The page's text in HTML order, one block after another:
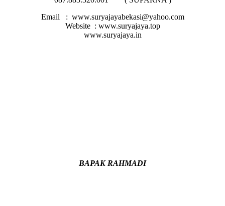
Email : www.suryajayabekasi@yahoo.com
Website : www.suryajaya.top
www.suryajaya.in
BAPAK RAHMADI